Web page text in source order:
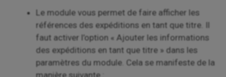
Le module vous permet de faire afficher les
références des expéditions en tant que titre. Il
faut activer l’option « Ajouter les informations
des expéditions en tant que titre » dans les
paramètres du module. Cela se manifeste de la